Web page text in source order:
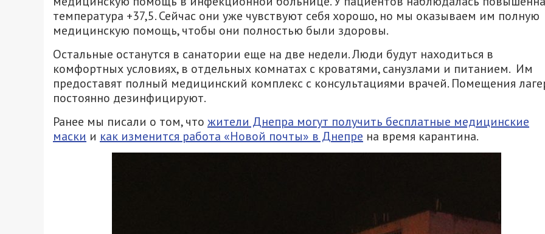
температура +37,5. Сейчас они уже чувствуют себя хорошо, но мы оказываем им полную
медицинскую помощь, чтобы они полностью были здоровы.
Остальные останутся в санатории еще на две недели. Люди будут находиться в
комфортных условиях, в отдельных комнатах с кроватями, санузлами и питанием. Им
предоставят полный медицинский комплекс с консультациями врачей. Помещения
постоянно дезинфицируют.
Ранее мы писали о том, что жители Днепра могут получить бесплатные медицинские
маски и как изменится работа «Новой почты» в Днепре на время карантина.